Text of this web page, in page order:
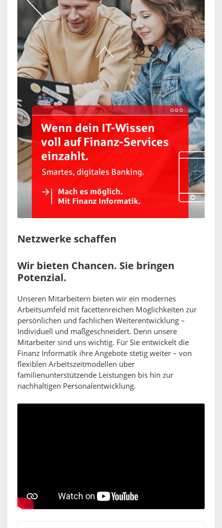
Netzwerke schaffen
Wir bieten Chancen. Sie bringen
Potenzial.
Unseren Mitarbeitern bieten wir ein modernes
Arbeitsumfeld mit facettenreichen Möglichkeiten zur
persönlichen und fachlichen Weiterentwicklung –
Individuell und maßgeschneidert. Denn unsere
Mitarbeiter sind uns wichtig. Für Sie entwickelt die
Finanz Informatik ihre Angebote stetig weiter – von
flexiblen Arbeitszeitmodellen über
familienunterstützende Leistungen bis hin zur
nachhaltigen Personalentwicklung.